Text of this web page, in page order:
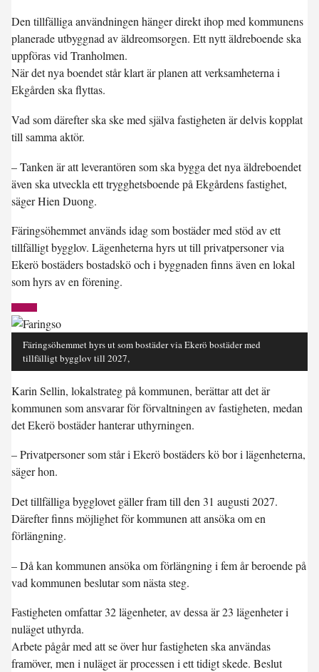
Den tillfälliga användningen hänger direkt ihop med kommunens
planerade utbyggnad av äldreomsorgen. Ett nytt äldreboende ska
uppföras vid Tranholmen.
När det nya boendet står klart är planen att verksamheterna i
Ekgården ska flyttas.
Vad som därefter ska ske med själva fastigheten är delvis kopplat
till samma aktör.
– Tanken är att leverantören som ska bygga det nya äldreboendet
även ska utveckla ett trygghetsboende på Ekgårdens fastighet,
säger Hien Duong.
Färingsöhemmet används idag som bostäder med stöd av ett
tillfälligt bygglov. Lägenheterna hyrs ut till privatpersoner via
Ekerö bostäders bostadskö och i byggnaden finns även en lokal
som hyrs av en förening.
Färingsöhemmet hyrs ut som bostäder via Ekerö bostäder med
tillfälligt bygglov till 2027,
Karin Sellin, lokalstrateg på kommunen, berättar att det är
kommunen som ansvarar för förvaltningen av fastigheten, medan
det Ekerö bostäder hanterar uthyrningen.
– Privatpersoner som står i Ekerö bostäders kö bor i lägenheterna,
säger hon.
Det tillfälliga bygglovet gäller fram till den 31 augusti 2027.
Därefter finns möjlighet för kommunen att ansöka om en
förlängning.
– Då kan kommunen ansöka om förlängning i fem år beroende på
vad kommunen beslutar som nästa steg.
Fastigheten omfattar 32 lägenheter, av dessa är 23 lägenheter i
nuläget uthyrda.
Arbete pågår med att se över hur fastigheten ska användas
framöver, men i nuläget är processen i ett tidigt skede. Beslut